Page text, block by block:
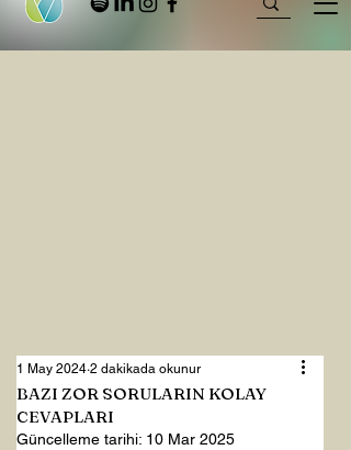
BAZI ZOR SORULARIN KOLAY
CEVAPLARI
1 May 2024 2 dakikada okunur
Güncelleme tarihi: 10 Mar 2025